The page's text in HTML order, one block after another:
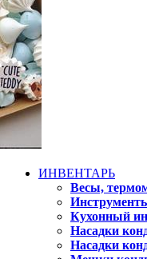
ИНВЕНТАРЬ
Весы,
Кухонный
Насадки
Насадки